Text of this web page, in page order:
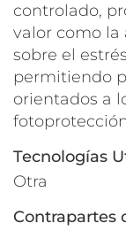
controlado,
valor como la
sobre el
permitiendo
orientados a
Tecnologías
Otra
Contrapartes